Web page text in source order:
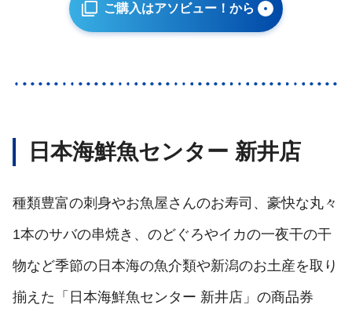
ご購入はアソビュー！から
日本海鮮魚センター 新井店
種類豊富の刺身やお魚屋さんのお寿司、豪快な丸々
1本のサバの串焼き、のどぐろやイカの一夜干の干
物など季節の日本海の魚介類や新潟のお土産を取り
揃えた「日本海鮮魚センター 新井店」の商品券